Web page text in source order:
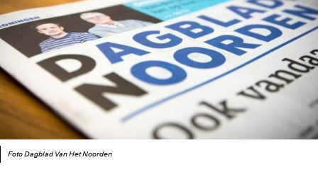
Foto Dagblad Van Het Noorden